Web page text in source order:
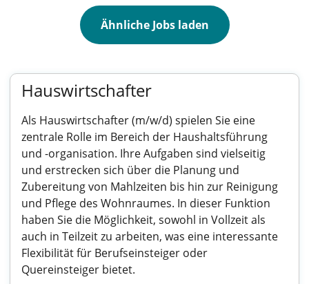
Ähnliche Jobs laden
Hauswirtschafter
Als Hauswirtschafter (m/w/d) spielen Sie eine
zentrale Rolle im Bereich der Haushaltsführung
und -organisation. Ihre Aufgaben sind vielseitig
und erstrecken sich über die Planung und
Zubereitung von Mahlzeiten bis hin zur Reinigung
und Pflege des Wohnraumes. In dieser Funktion
haben Sie die Möglichkeit, sowohl in Vollzeit als
auch in Teilzeit zu arbeiten, was eine interessante
Flexibilität für Berufseinsteiger oder
Quereinsteiger bietet.